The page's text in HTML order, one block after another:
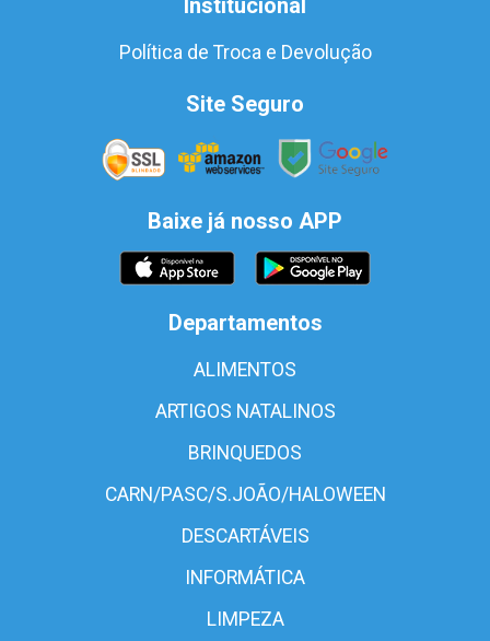
Política de Troca e Devolução
Site Seguro
Baixe já nosso APP
Departamentos
ALIMENTOS
ARTIGOS NATALINOS
BRINQUEDOS
CARN/PASC/S.JOÃO/HALOWEEN
DESCARTÁVEIS
INFORMÁTICA
LIMPEZA